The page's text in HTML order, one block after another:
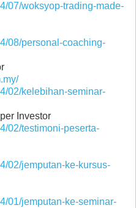
07/woksyop-trading-made-
08/personal-coaching-
02/kelebihan-seminar-
Investor
02/testimoni-peserta-
02/jemputan-ke-kursus-
01/jemputan-ke-seminar-